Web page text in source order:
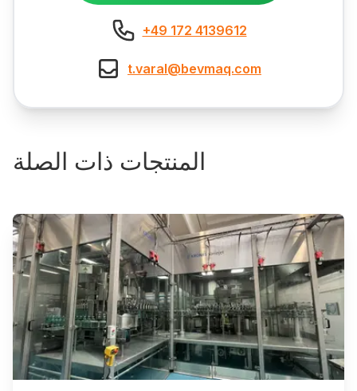
+49 172 4139612
t.varal@bevmaq.com
المنتجات ذات الصلة